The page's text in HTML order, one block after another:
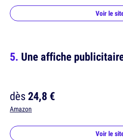
Voir le
Une affiche
dès24,8 €
Amazon
Voir le